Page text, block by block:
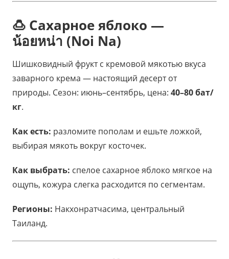
🍮 Сахарное яблоко —
น้อยหน่า (Noi Na)
Шишковидный фрукт с кремовой мякотью вкуса
заварного крема — настоящий десерт от
природы. Сезон: июнь–сентябрь, цена: 40–80 бат/
кг.
Как есть: разломите пополам и ешьте ложкой,
выбирая мякоть вокруг косточек.
Как выбрать: спелое сахарное яблоко мягкое на
ощупь, кожура слегка расходится по сегментам.
Регионы: Накхонратчасима, центральный
Таиланд.